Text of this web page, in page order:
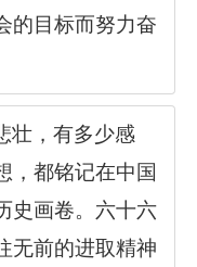
的目标而努力奋
壮，有多少感
，都铭记在中国
史画卷。六十六
无前的进取精神